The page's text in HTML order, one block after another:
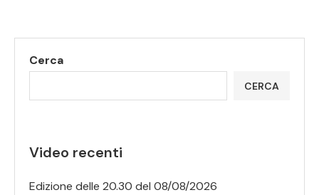
Cerca
CERCA
Video recenti
Edizione delle 20.30 del 08/08/2026